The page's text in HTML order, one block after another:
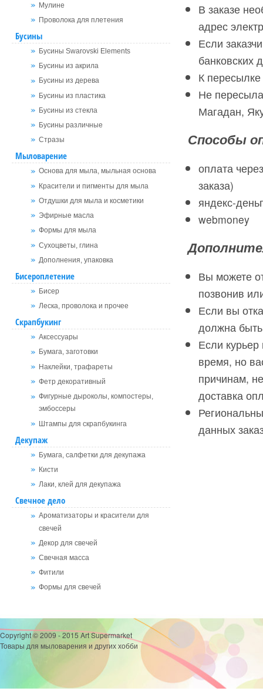
Мулине
Проволока для плетения
Бусины
Бусины Swarovski Elements
Бусины из акрила
Бусины из дерева
Бусины из пластика
Бусины из стекла
Бусины различные
Стразы
Мыловарение
Основа для мыла, мыльная основа
Красители и пигменты для мыла
Отдушки для мыла и косметики
Эфирные масла
Формы для мыла
Сухоцветы, глина
Дополнения, упаковка
Бисероплетение
Бисер
Леска, проволока и прочее
Скрапбукинг
Аксессуары
Бумага, заготовки
Наклейки, трафареты
Фетр декоративный
Фигурные дыроколы, компостеры,
эмбоссеры
Штампы для скрапбукинга
Декупаж
Бумага, салфетки для декупажа
Кисти
Лаки, клей для декупажа
Свечное дело
Ароматизаторы и красители для
свечей
Декор для свечей
Свечная масса
Фитили
Формы для свечей
В заказе
адрес
Если
банковских
К
Не
Магадан,
Способы
оплата
заказа)
яндекс-
webmoney
Вы можете
позвонив
Если вы
должна
Если
время, но
причинам,
доставка
данных
Copyright © 2009 - 2015 Art Supermarket
Товары для мыловарения и других хобби